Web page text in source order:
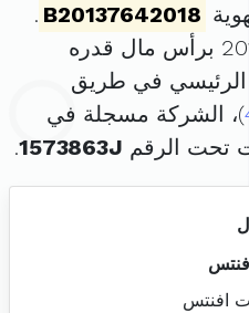
B20137642018
.
الرئيسي في طريق
)، الشركة مسجلة في
تحت الرقم 1573863J
.
افنتس